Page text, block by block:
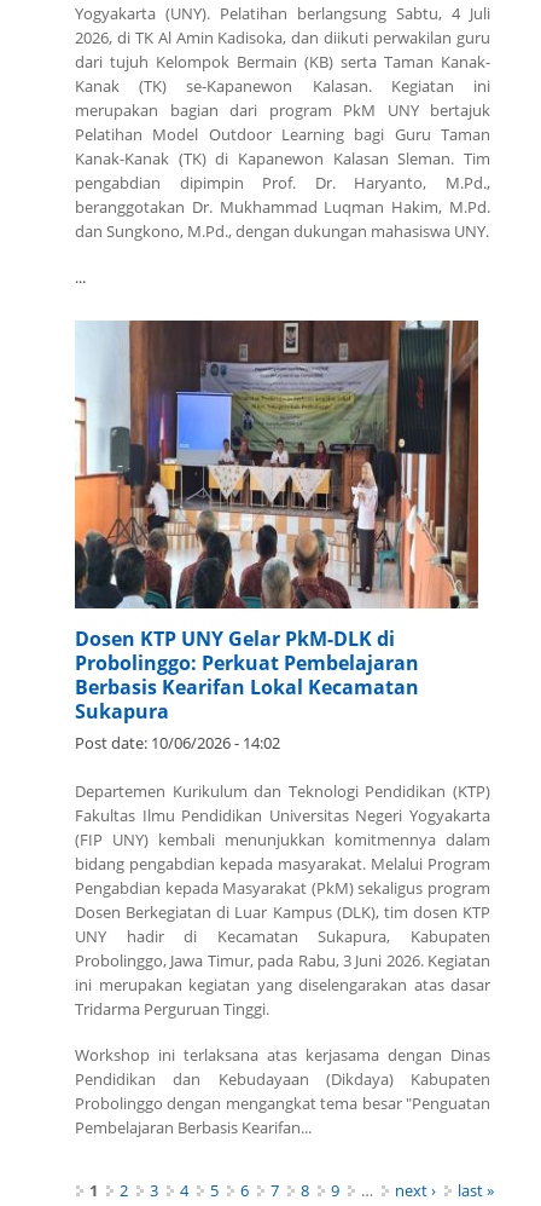
Yogyakarta (UNY). Pelatihan berlangsung Sabtu, 4 Juli
2026, di TK Al Amin Kadisoka, dan diikuti perwakilan guru
dari tujuh Kelompok Bermain (KB) serta Taman Kanak-
Kanak (TK) se-Kapanewon Kalasan. Kegiatan ini
merupakan bagian dari program PkM UNY bertajuk
Pelatihan Model Outdoor Learning bagi Guru Taman
Kanak-Kanak (TK) di Kapanewon Kalasan Sleman. Tim
pengabdian dipimpin Prof. Dr. Haryanto, M.Pd.,
beranggotakan Dr. Mukhammad Luqman Hakim, M.Pd.
dan Sungkono, M.Pd., dengan dukungan mahasiswa UNY.
...
Dosen KTP UNY Gelar PkM-DLK di
Probolinggo: Perkuat Pembelajaran
Berbasis Kearifan Lokal Kecamatan
Sukapura
Post date: 10/06/2026 - 14:02
Departemen Kurikulum dan Teknologi Pendidikan (KTP)
Fakultas Ilmu Pendidikan Universitas Negeri Yogyakarta
(FIP UNY) kembali menunjukkan komitmennya dalam
bidang pengabdian kepada masyarakat. Melalui Program
Pengabdian kepada Masyarakat (PkM) sekaligus program
Dosen Berkegiatan di Luar Kampus (DLK), tim dosen KTP
UNY hadir di Kecamatan Sukapura, Kabupaten
Probolinggo, Jawa Timur, pada Rabu, 3 Juni 2026. Kegiatan
ini merupakan kegiatan yang diselengarakan atas dasar
Tridarma Perguruan Tinggi.
Workshop ini terlaksana atas kerjasama dengan Dinas
Pendidikan dan Kebudayaan (Dikdaya) Kabupaten
Probolinggo dengan mengangkat tema besar "Penguatan
Pembelajaran Berbasis Kearifan...
Pages1 2 3 4 5 6 7 8 9 … next › last »